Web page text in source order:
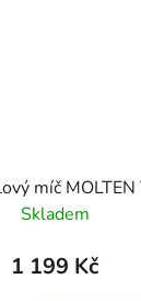
míč
Skladem
1 199 Kč